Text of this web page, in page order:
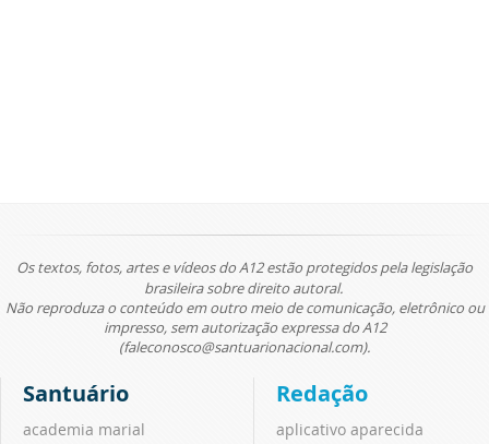
Os textos, fotos, artes e vídeos do A12 estão protegidos pela legislação
brasileira sobre direito autoral.
Não reproduza o conteúdo em outro meio de comunicação, eletrônico ou
impresso, sem autorização expressa do A12
(faleconosco@santuarionacional.com).
Santuário
academia marial
Redação
aplicativo aparecida